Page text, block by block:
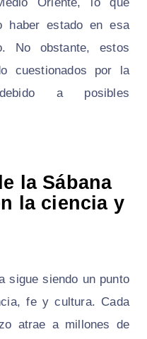
haber estado en esa
No obstante, estos
cuestionados por la
a posibles
la Sábana
la ciencia y
sigue siendo un punto
fe y cultura. Cada
atrae a millones de